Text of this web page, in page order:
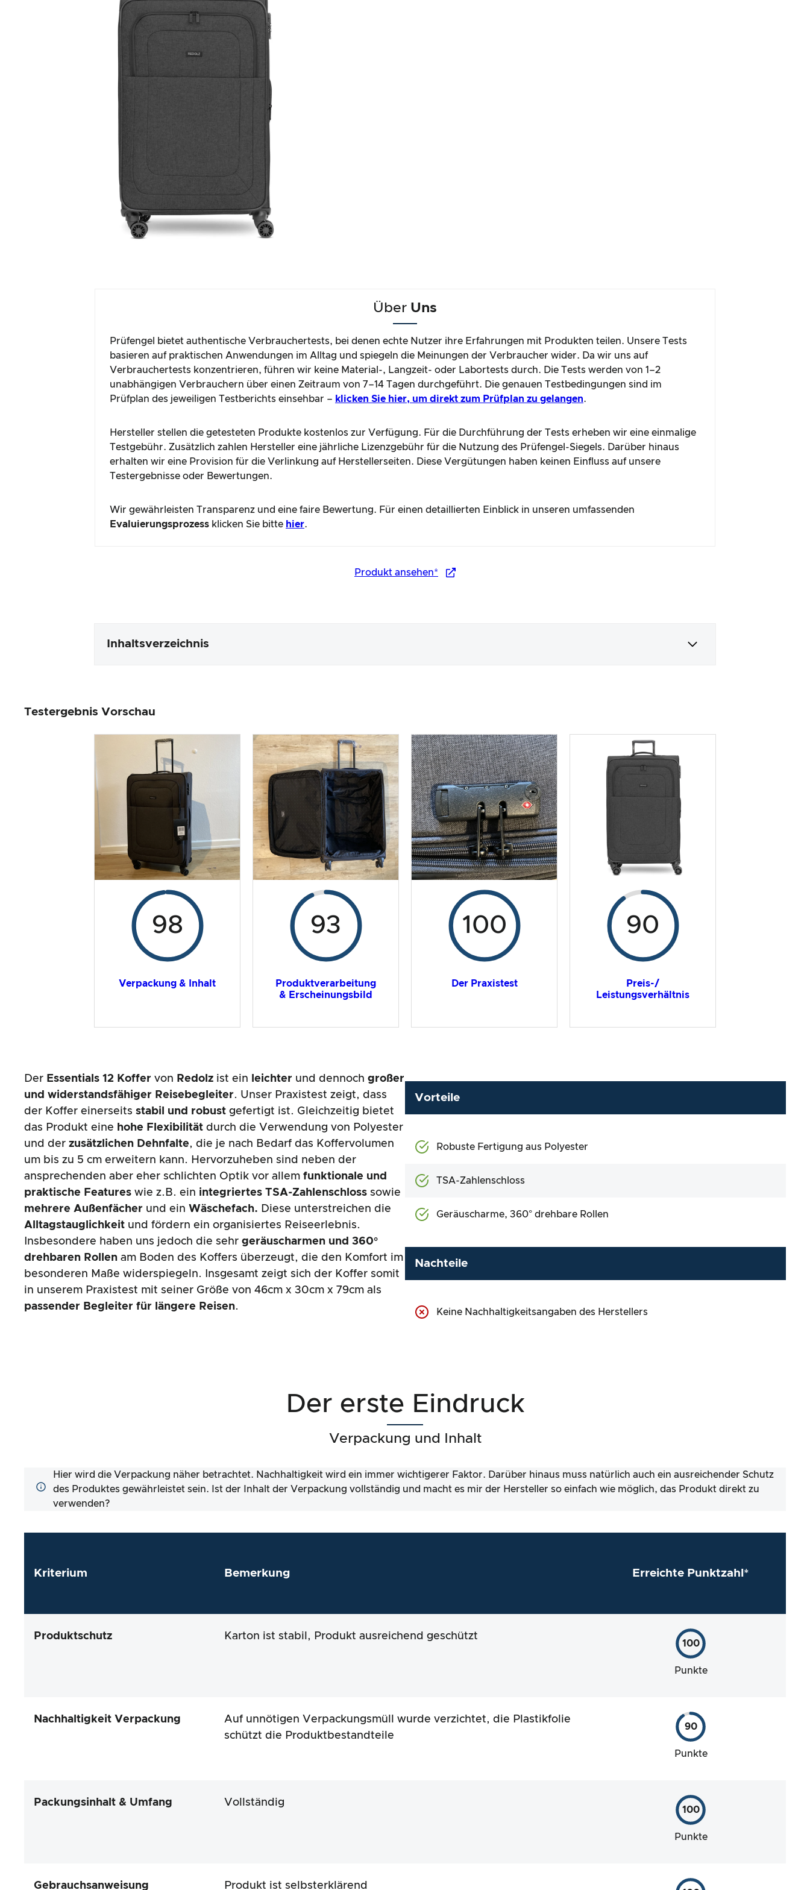
Über Uns
Prüfengel bietet authentische Verbrauchertests, bei denen echte Nutzer ihre Erfahrungen mit Produkten teilen. Unsere Tests
basieren auf praktischen Anwendungen im Alltag und spiegeln die Meinungen der Verbraucher wider. Da wir uns auf
Verbrauchertests konzentrieren, führen wir keine Material-, Langzeit- oder Labortests durch. Die Tests werden von 1–2
unabhängigen Verbrauchern über einen Zeitraum von 7–14 Tagen durchgeführt. Die genauen Testbedingungen sind im
Prüfplan des jeweiligen Testberichts einsehbar – klicken Sie hier, um direkt zum Prüfplan zu gelangen.
Hersteller stellen die getesteten Produkte kostenlos zur Verfügung. Für die Durchführung der Tests erheben wir eine einmalige
Testgebühr. Zusätzlich zahlen Hersteller eine jährliche Lizenzgebühr für die Nutzung des Prüfengel-Siegels. Darüber hinaus
erhalten wir eine Provision für die Verlinkung auf Herstellerseiten. Diese Vergütungen haben keinen Einfluss auf unsere
Testergebnisse oder Bewertungen.
Wir gewährleisten Transparenz und eine faire Bewertung. Für einen detaillierten Einblick in unseren umfassenden
Evaluierungsprozess klicken Sie bitte hier.
Produkt ansehen*
Inhaltsverzeichnis
Produktverarbeitung & Erscheinungsbild
Der Praxistest
Preis-/ Leistungsverhältnis
Gesamtergebnis
Testergebnis Vorschau
98
Verpackung & Inhalt
93
Produktverarbeitung
& Erscheinungsbild
100
Der Praxistest
90
Preis-/
Leistungsverhältnis
Der Essentials 12 Koffer von Redolz ist ein leichter und dennoch großer
und widerstandsfähiger Reisebegleiter. Unser Praxistest zeigt, dass
der Koffer einerseits stabil und robust gefertigt ist. Gleichzeitig bietet
das Produkt eine hohe Flexibilität durch die Verwendung von Polyester
und der zusätzlichen Dehnfalte, die je nach Bedarf das Koffervolumen
um bis zu 5 cm erweitern kann. Hervorzuheben sind neben der
ansprechenden aber eher schlichten Optik vor allem funktionale und
praktische Features wie z.B. ein integriertes TSA-Zahlenschloss sowie
mehrere Außenfächer und ein Wäschefach. Diese unterstreichen die
Alltagstauglichkeit und fördern ein organisiertes Reiseerlebnis.
Insbesondere haben uns jedoch die sehr geräuscharmen und 360°
drehbaren Rollen am Boden des Koffers überzeugt, die den Komfort im
besonderen Maße widerspiegeln. Insgesamt zeigt sich der Koffer somit
in unserem Praxistest mit seiner Größe von 46cm x 30cm x 79cm als
passender Begleiter für längere Reisen.
Vorteile
Robuste Fertigung aus Polyester
TSA-Zahlenschloss
Geräuscharme, 360° drehbare Rollen
Nachteile
Keine Nachhaltigkeitsangaben des Herstellers
Der erste Eindruck
Verpackung und Inhalt
Hier wird die Verpackung näher betrachtet. Nachhaltigkeit wird ein immer wichtigerer Faktor. Darüber hinaus muss natürlich auch ein ausreichender Schutz
des Produktes gewährleistet sein. Ist der Inhalt der Verpackung vollständig und macht es mir der Hersteller so einfach wie möglich, das Produkt direkt zu
verwenden?
Kriterium Bemerkung Erreichte Punktzahl*
Produktschutz Karton ist stabil, Produkt ausreichend geschützt
100
Punkte
Nachhaltigkeit Verpackung
Auf unnötigen Verpackungsmüll wurde verzichtet, die Plastikfolie
schützt die Produktbestandteile
90
Punkte
Packungsinhalt & Umfang Vollständig
100
Punkte
Gebrauchsanweisung Produkt ist selbsterklärend